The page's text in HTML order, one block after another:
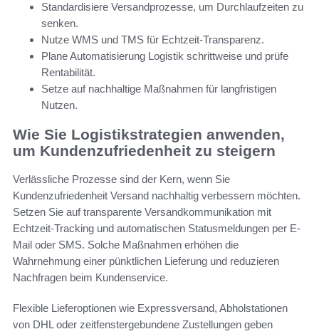
Standardisiere Versandprozesse, um Durchlaufzeiten zu
senken.
Nutze WMS und TMS für Echtzeit-Transparenz.
Plane Automatisierung Logistik schrittweise und prüfe
Rentabilität.
Setze auf nachhaltige Maßnahmen für langfristigen
Nutzen.
Wie Sie Logistikstrategien anwenden,
um Kundenzufriedenheit zu steigern
Verlässliche Prozesse sind der Kern, wenn Sie
Kundenzufriedenheit Versand nachhaltig verbessern möchten.
Setzen Sie auf transparente Versandkommunikation mit
Echtzeit-Tracking und automatischen Statusmeldungen per E-
Mail oder SMS. Solche Maßnahmen erhöhen die
Wahrnehmung einer pünktlichen Lieferung und reduzieren
Nachfragen beim Kundenservice.
Flexible Lieferoptionen wie Expressversand, Abholstationen
von DHL oder zeitfenstergebundene Zustellungen geben